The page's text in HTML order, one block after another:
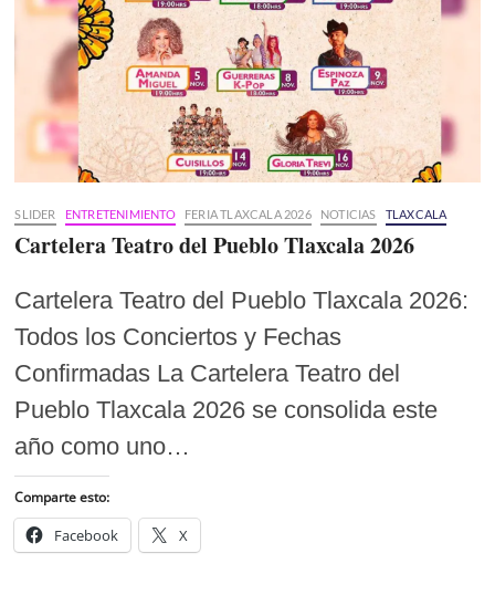
SLIDER ENTRETENIMIENTO FERIA TLAXCALA 2026 NOTICIAS TLAXCALA
Cartelera Teatro del Pueblo Tlaxcala 2026
Cartelera Teatro del Pueblo Tlaxcala 2026:
Todos los Conciertos y Fechas
Confirmadas La Cartelera Teatro del
Pueblo Tlaxcala 2026 se consolida este
año como uno…
Comparte esto:
Facebook X